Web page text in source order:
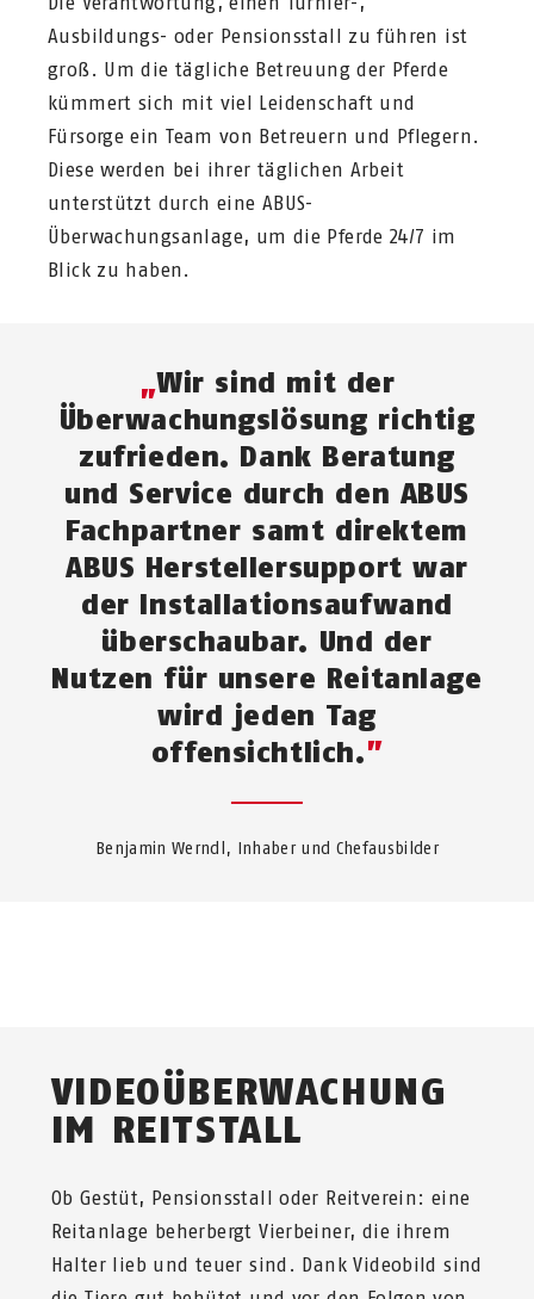
Ausbildungs- oder Pensionsstall zu führen ist
groß. Um die tägliche Betreuung der Pferde
kümmert sich mit viel Leidenschaft und
Fürsorge ein Team von Betreuern und Pflegern.
Diese werden bei ihrer täglichen Arbeit
unterstützt durch eine ABUS-
Überwachungsanlage, um die Pferde 24/7 im
Blick zu haben.
Wir sind mit der
Überwachungslösung richtig
zufrieden. Dank Beratung
und Service durch den ABUS
Fachpartner samt direktem
ABUS Herstellersupport war
der Installationsaufwand
überschaubar. Und der
Nutzen für unsere Reitanlage
wird jeden Tag
offensichtlich.
Benjamin Werndl, Inhaber und Chefausbilder
VIDEOÜBERWACHUNG
IM REITSTALL
Ob Gestüt, Pensionsstall oder Reitverein: eine
Reitanlage beherbergt Vierbeiner, die ihrem
Halter lieb und teuer sind. Dank Videobild sind